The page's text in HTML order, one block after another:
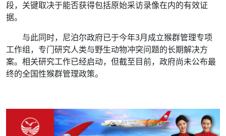
段，关键取决于能否获得包括原始采访录像在内的有效证
据。
与此同时，尼泊尔政府已于今年3月成立猴群管理专项
工作组，专门研究人类与野生动物冲突问题的长期解决方
案。相关研究工作已经启动，但截至目前，政府尚未公布最
终的全国性猴群管理政策。